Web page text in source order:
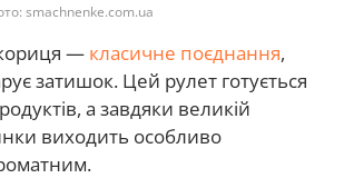
smachnenke.com.ua
— класичне поєднання,
затишок. Цей рулет готується
а завдяки великій
виходить особливо